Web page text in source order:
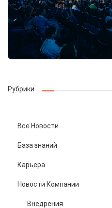
Рубрики
Все Новости
База знаний
Карьера
Новости Компании
Внедрения